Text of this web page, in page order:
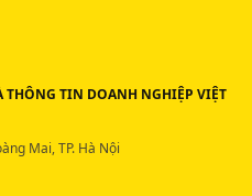
THÔNG TIN DOANH NGHIỆP VIỆT
Mai, TP. Hà Nội